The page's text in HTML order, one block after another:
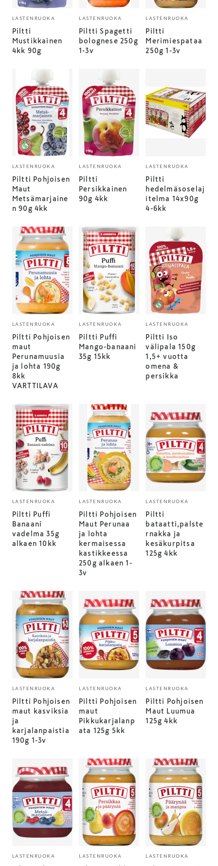
LASTENRUOKA
Piltti
Mustikkainen
4kk 90g
LASTENRUOKA
Piltti Spagetti
bolognese 250g
1-3v
LASTENRUOKA
Piltti
Merimiespataa
250g 1-3v
LASTENRUOKA
Piltti Pohjoisen
Maut
Metsämarjaine
n 90g 4kk
LASTENRUOKA
Piltti
Persikkainen
90g 4kk
LASTENRUOKA
Piltti
hedelmäsoselaj
itelma 14x90g
4-6kk
LASTENRUOKA
Piltti Pohjoisen
maut
Perunamuusia
ja lohta 190g
8kk
VARTTILAVA
LASTENRUOKA
Piltti Puffi
Mango-banaani
35g 15kk
LASTENRUOKA
Piltti Iso
välipala 150g
1,5+ vuotta
omena &
persikka
LASTENRUOKA
Piltti Puffi
Banaani
vadelma 35g
alkaen 10kk
LASTENRUOKA
Piltti Pohjoisen
Maut Perunaa
ja lohta
kermaisessa
kastikkeessa
250g alkaen 1-
3v
LASTENRUOKA
Piltti
bataatti,palste
rnakka ja
kesäkurpitsa
125g 4kk
LASTENRUOKA
Piltti Pohjoisen
maut kasviksia
ja
karjalanpaistia
190g 1-3v
LASTENRUOKA
Piltti Pohjoisen
maut
Pikkukarjalanp
ata 125g 5kk
LASTENRUOKA
Piltti Pohjoisen
Maut Luumua
125g 4kk
LASTENRUOKA LASTENRUOKA LASTENRUOKA